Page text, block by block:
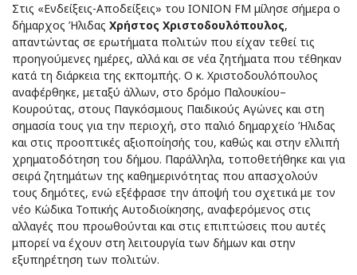
Στις «Ενδείξεις-Αποδείξεις» του IONION FM μίλησε σήμερα ο
δήμαρχος Ήλιδας Χρήστος Χριστοδουλόπουλος,
απαντώντας σε ερωτήματα πολιτών που είχαν τεθεί τις
προηγούμενες ημέρες, αλλά και σε νέα ζητήματα που τέθηκαν
κατά τη διάρκεια της εκπομπής. Ο κ. Χριστοδουλόπουλος
αναφέρθηκε, μεταξύ άλλων, στο δρόμο Παλουκίου–
Κουρούτας, στους Παγκόσμιους Παιδικούς Αγώνες και στη
σημασία τους για την περιοχή, στο παλιό δημαρχείο Ήλιδας
και στις προοπτικές αξιοποίησής του, καθώς και στην ελλιπή
χρηματοδότηση του δήμου. Παράλληλα, τοποθετήθηκε και για
σειρά ζητημάτων της καθημερινότητας που απασχολούν
τους δημότες, ενώ εξέφρασε την άποψή του σχετικά με τον
νέο Κώδικα Τοπικής Αυτοδιοίκησης, αναφερόμενος στις
αλλαγές που προωθούνται και στις επιπτώσεις που αυτές
μπορεί να έχουν στη λειτουργία των δήμων και στην
εξυπηρέτηση των πολιτών.